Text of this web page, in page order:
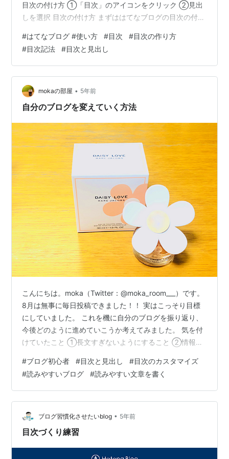
目次の付け方 ①「目次」のアイコンをクリック ②見出
しを選択 目次の付け方 まずははてなブログの目次の付け
たいところにカーソルをあてて「目次」のアイコンをク
リックします。 クリックすると[:contents]とい文字が出
てきます。 ②見出しを選択 目次にしたい部分をドラッ
クして見出しを選択します。 これだけです。 このように
してプレビューをみると[:contents]と…
#はてなブログ #使い方 #目次 #目次の作り方
#目次記法 #目次と見出し
mokaの部屋 • 5年前
自分のブログを変えていく方法
こんにちは。moka（Twitter：@moka_room___）です。
8月は無事に毎日投稿できました！！ 実はこっそり目標
にしていました。 これを機に自分のブログを振り返り、
今後どのように進めていこうか考えてみました。 気を付
けていたこと ①長文すぎないようにすること ②情報源
と ①１文が長い ②漢字や専門用語の羅列 ③メリハリ
のない文章 今後の対策 ①目次を付ける ②キーワードを
選定する ③いろいろなブログを読む 気を付けていたこ
と ①長文すぎないようにすること 自分が文章を読むこ
とが得意ではないので1つ1つの記事を長くしすぎないよ
うに…
#ブログ初心者 #目次と見出し #目次のカスタマイズ
#読みやすいブログ #読みやすい文章を書く
ブログ習慣化させたいblog • 5年前
目次づくり練習